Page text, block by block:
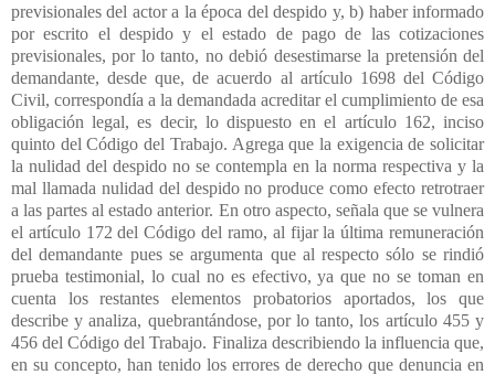
previsionales del actor a la época del despido y, b) haber informado
por escrito el despido y el estado de pago de las cotizaciones
previsionales, por lo tanto, no debió desestimarse la pretensión del
demandante, desde que, de acuerdo al artículo 1698 del Código
Civil, correspondía a la demandada acreditar el cumplimiento de esa
obligación legal, es decir, lo dispuesto en el artículo 162, inciso
quinto del Código del Trabajo. Agrega que la exigencia de solicitar
la nulidad del despido no se contempla en la norma respectiva y la
mal llamada nulidad del despido no produce como efecto retrotraer
a las partes al estado anterior. En otro aspecto, señala que se vulnera
el artículo 172 del Código del ramo, al fijar la última remuneración
del demandante pues se argumenta que al respecto sólo se rindió
prueba testimonial, lo cual no es efectivo, ya que no se toman en
cuenta los restantes elementos probatorios aportados, los que
describe y analiza, quebrantándose, por lo tanto, los artículo 455 y
456 del Código del Trabajo. Finaliza describiendo la influencia que,
en su concepto, han tenido los errores de derecho que denuncia en